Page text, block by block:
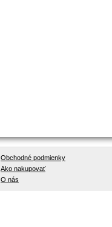
Obchodné podmienky
Ako nakupovať
O nás